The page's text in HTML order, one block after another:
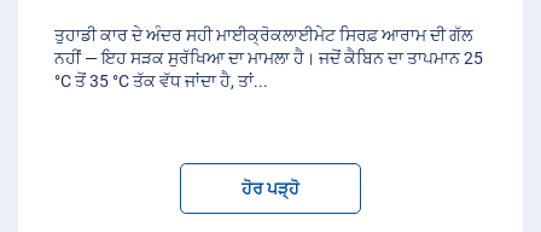
ਤੁਹਾਡੀ ਕਾਰ ਦੇ ਅੰਦਰ ਸਹੀ ਮਾਈਕ੍ਰੋਕਲਾਈਮੇਟ ਸਿਰਫ਼ ਆਰਾਮ ਦੀ ਗੱਲ
ਨਹੀਂ — ਇਹ ਸੜਕ ਸੁਰੱਖਿਆ ਦਾ ਮਾਮਲਾ ਹੈ। ਜਦੋਂ ਕੈਬਿਨ ਦਾ ਤਾਪਮਾਨ 25
°C ਤੋਂ 35 °C ਤੱਕ ਵੱਧ ਜਾਂਦਾ ਹੈ, ਤਾਂ...
ਹੋਰ ਪੜ੍ਹੋ